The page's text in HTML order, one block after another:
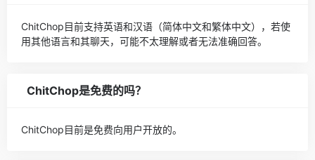
ChitChop目前支持英语和汉语（简体中文和繁体中文），若使
用其他语言和其聊天，可能不太理解或者无法准确回答。
ChitChop是免费的吗？
ChitChop目前是免费向用户开放的。